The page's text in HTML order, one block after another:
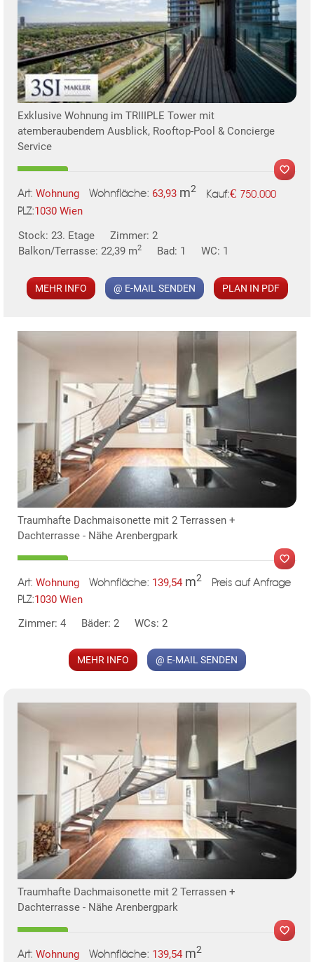
Exklusive Wohnung im TRIIIPLE Tower mit
atemberaubendem Ausblick, Rooftop-Pool & Concierge
Service
Art: Wohnung Wohnfläche: 63,93 m2 Kauf:€ 750.000
PLZ:1030 Wien
Stock: 23. Etage
Zimmer: 2
Balkon/Terrasse: 22,39 m2 Bad: 1 WC: 1
MEHR INFO @ E-MAIL SENDEN PLAN IN PDF
Traumhafte Dachmaisonette mit 2 Terrassen +
Dachterrasse - Nähe Arenbergpark
Art: Wohnung Wohnfläche: 139,54 m2
Preis auf Anfrage
PLZ:1030 Wien
Zimmer: 4
Bäder: 2 WCs: 2
MEHR INFO @ E-MAIL SENDEN
Traumhafte Dachmaisonette mit 2 Terrassen +
Dachterrasse - Nähe Arenbergpark
Art: Wohnung Wohnfläche: 139,54 m2